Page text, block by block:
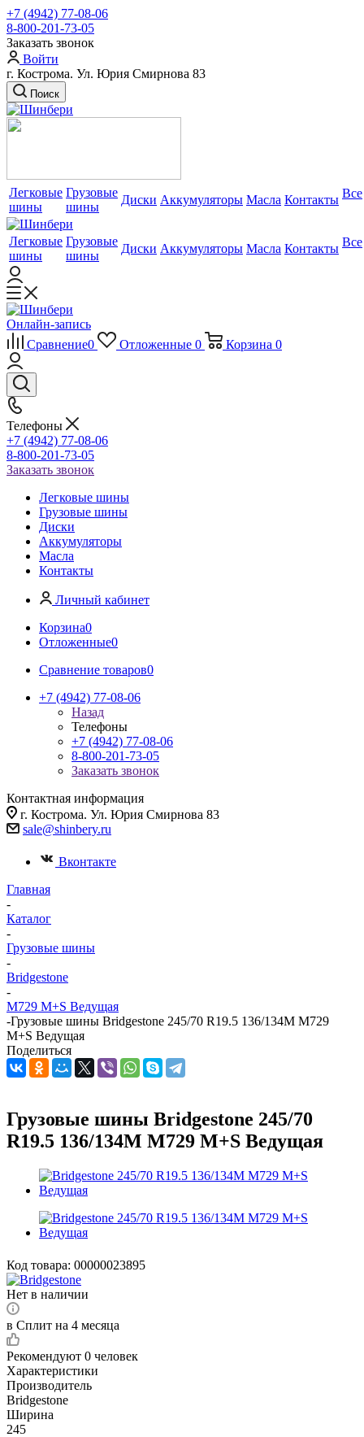
+7 (4942) 77-08-06
8-800-201-73-05
Заказать звонок
Войти
г. Кострома. Ул. Юрия Смирнова 83
Поиск
Легковые
шины
Грузовые
шины
Диски Аккумуляторы Масла Контакты Все
Легковые
шины
Грузовые
шины
Диски Аккумуляторы Масла Контакты Все
Онлайн-запись
Сравнение0 Отложенные 0 Корзина 0
Телефоны
+7 (4942) 77-08-06
8-800-201-73-05
Заказать звонок
Легковые шины
Грузовые шины
Диски
Аккумуляторы
Масла
Контакты
Личный кабинет
Корзина0
Отложенные0
Сравнение товаров0
+7 (4942) 77-08-06
Назад
Телефоны
+7 (4942) 77-08-06
8-800-201-73-05
Заказать звонок
Контактная информация
г. Кострома. Ул. Юрия Смирнова 83
sale@shinbery.ru
Вконтакте
Главная
-
Каталог
-
Грузовые шины
-
Bridgestone
-
M729 M+S Ведущая
-Грузовые шины Bridgestone 245/70 R19.5 136/134M M729
M+S Ведущая
Поделиться
Грузовые шины Bridgestone 245/70
R19.5 136/134M M729 M+S Ведущая
Код товара: 00000023895
Нет в наличии
в Сплит на 4 месяца
Рекомендуют 0 человек
Характеристики
Производитель
Bridgestone
Ширина
245